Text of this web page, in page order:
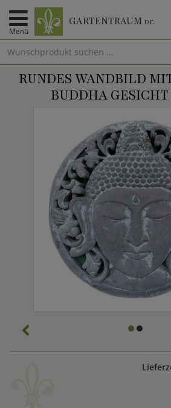
Menü
GARTENTRAUM.DE
RUNDES WANDBILD
BUDDHA